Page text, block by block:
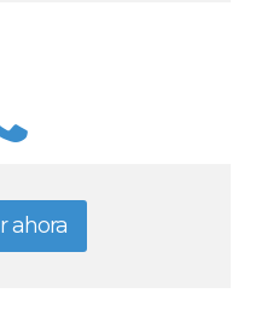
ahora